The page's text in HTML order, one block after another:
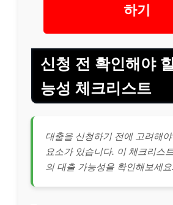
하기
신청 전 확인해야
능성 체크리스트
대출을 신청하기 전에 고려해
요소가 있습니다. 이 체크리스
의 대출 가능성을 확인해보세요.